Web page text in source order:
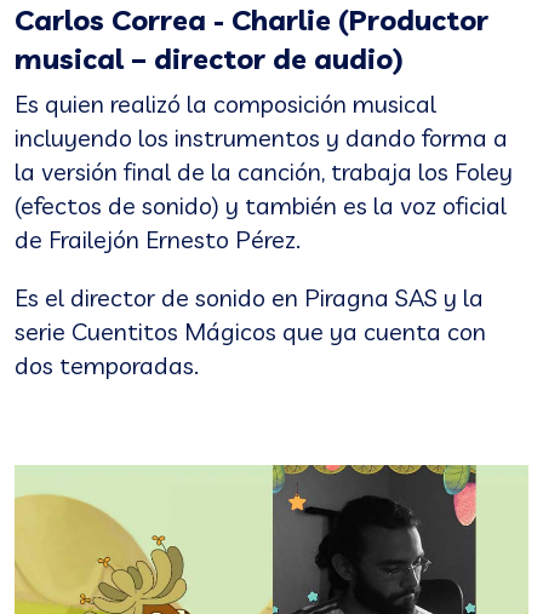
Carlos Correa - Charlie (Productor
musical – director de audio)
Es quien realizó la composición musical
incluyendo los instrumentos y dando forma a
la versión final de la canción, trabaja los Foley
(efectos de sonido) y también es la voz oficial
de Frailejón Ernesto Pérez.
Es el director de sonido en Piragna SAS y la
serie Cuentitos Mágicos que ya cuenta con
dos temporadas.